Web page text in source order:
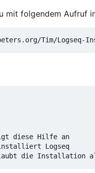
mit folgendem Aufruf
Tim/Logseq-
diese Hilfe an
Logseq